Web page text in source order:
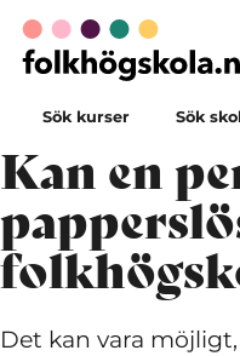
Sök kurser Sök
Kan en
Det kan vara